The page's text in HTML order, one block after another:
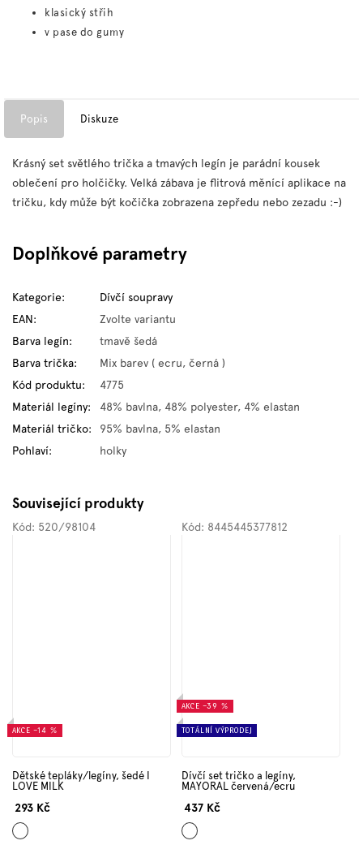
klasický střih
v pase do gumy
Popis Diskuze
Krásný set světlého trička a tmavých legín je parádní kousek
oblečení pro holčičky. Velká zábava je flitrová měnící aplikace na
tričku, kdy může být kočička zobrazena zepředu nebo zezadu :-)
Doplňkové parametry
Kategorie:
Dívčí soupravy
EAN:
Zvolte variantu
Barva legín:
tmavě šedá
Barva trička:
Mix barev ( ecru, černá )
Kód produktu:
4775
Materiál legíny:
48% bavlna, 48% polyester, 4% elastan
Materiál tričko:
95% bavlna, 5% elastan
Pohlaví: holky
Související produkty
AKCE –14 %
Dětské tepláky/legíny, šedé I
LOVE MILK
293 Kč
Šedá
Kód: 520/98104
AKCE –39 %
TOTÁLNÍ VÝPRODEJ
Dívčí set tričko a legíny,
MAYORAL červená/ecru
437 Kč
Mix
barev
Kód: 8445445377812